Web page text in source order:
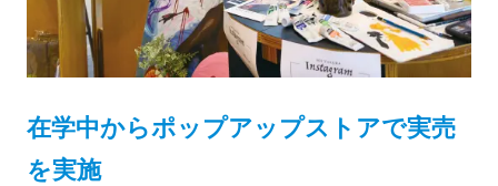
在学中からポップアップストアで実売
を実施